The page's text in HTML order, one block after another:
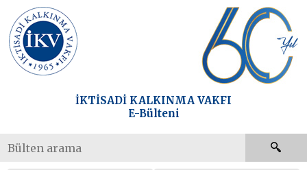
İKTİSADİ KALKINMA VAKFI
E-Bülteni